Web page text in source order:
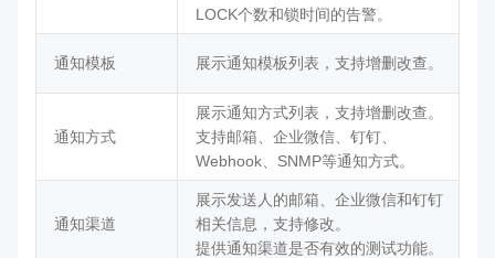
LOCK个数和锁时间的告警。
通知模板 展示通知模板列表，支持增删改查。
通知方式
展示通知方式列表，支持增删改查。
支持邮箱、企业微信、钉钉、
Webhook、SNMP等通知方式。
通知渠道
展示发送人的邮箱、企业微信和钉钉
相关信息，支持修改。
提供通知渠道是否有效的测试功能。